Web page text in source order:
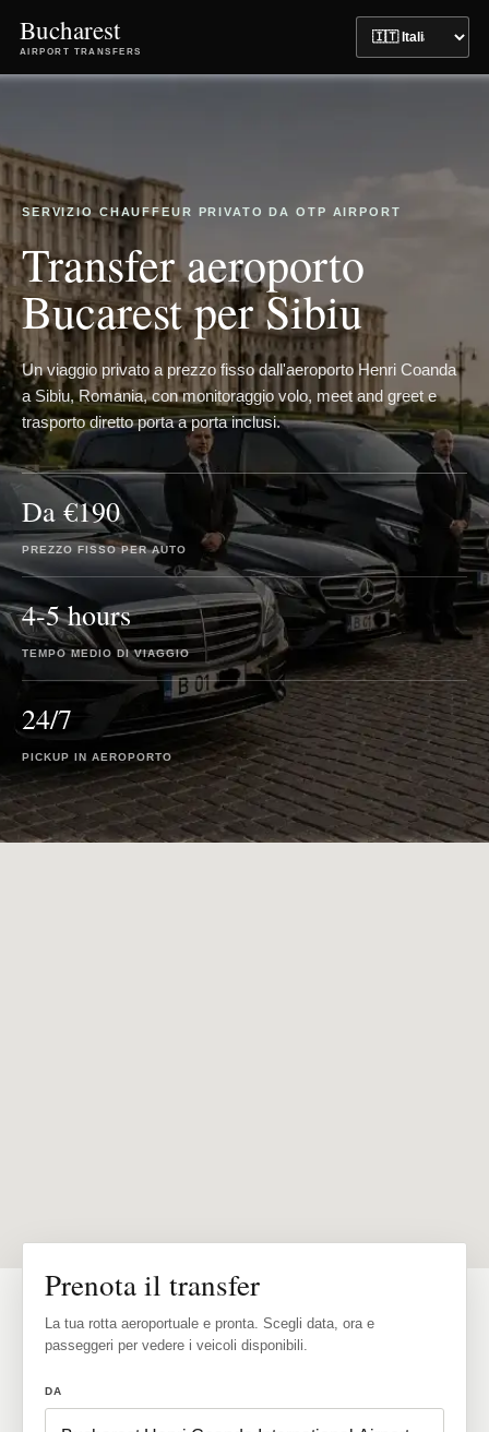
Bucharest
AIRPORT TRANSFERS
SERVIZIO CHAUFFEUR PRIVATO DA OTP AIRPORT
Transfer aeroporto
Bucarest per Sibiu
Un viaggio privato a prezzo fisso dall'aeroporto Henri Coanda
a Sibiu, Romania, con monitoraggio volo, meet and greet e
trasporto diretto porta a porta inclusi.
Da €190
PREZZO FISSO PER AUTO
4-5 hours
TEMPO MEDIO DI VIAGGIO
24/7
PICKUP IN AEROPORTO
Prenota il transfer
La tua rotta aeroportuale e pronta. Scegli data, ora e
passeggeri per vedere i veicoli disponibili.
DA